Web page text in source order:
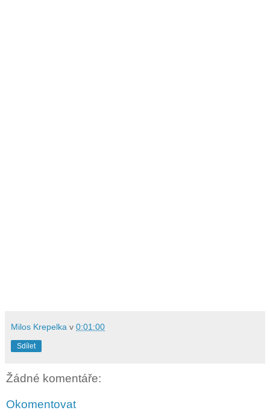
Milos Krepelka v 0:01:00
Sdílet
Žádné komentáře:
Okomentovat